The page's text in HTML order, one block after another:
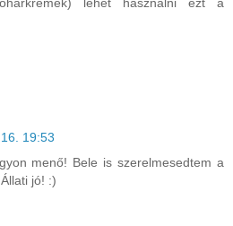
19:53
menő! Bele is szerelmesedtem a
jó! :)